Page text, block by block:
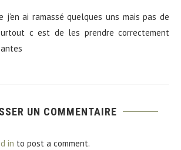
ai ramassé quelques uns mais pas de
c est de les prendre correctement
UN COMMENTAIRE
in to post a comment.